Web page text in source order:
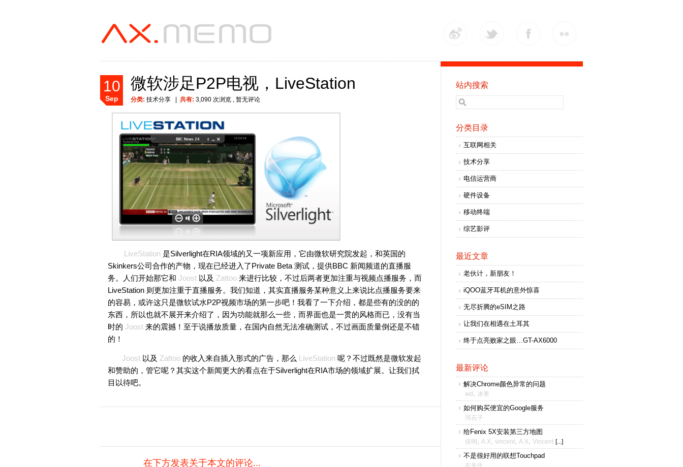
10
Sep
微软涉足P2P电视，LiveStation
分类: 技术分享 共有: 3,090 次浏览 , 暂无评论
LiveStation 是Silverlight在RIA领域的又一项新应用，它由微软研究院发起，和英国的
Skinkers公司合作的产物，现在已经进入了Private Beta 测试，提供BBC 新闻频道的直播服
务。人们开始那它和 Joost 以及 Zattoo 来进行比较，不过后两者更加注重与视频点播服务，而
LiveStation 则更加注重于直播服务。我们知道，其实直播服务某种意义上来说比点播服务要来
的容易，或许这只是微软试水P2P视频市场的第一步吧！我看了一下介绍，都是些有的没的的
东西，所以也就不展开来介绍了，因为功能就那么一些，而界面也是一贯的风格而已，没有当
时的 Joost 来的震撼！至于说播放质量，在国内自然无法准确测试，不过画面质量倒还是不错
的！
Joost 以及 Zattoo 的收入来自插入形式的广告，那么 LiveStation 呢？不过既然是微软发起
和赞助的，管它呢？其实这个新闻更大的看点在于Silverlight在RIA市场的领域扩展。让我们拭
目以待吧。
在下方发表关于本文的评论...
站内搜索
分类目录
互联网相关
技术分享
电信运营商
硬件设备
移动终端
综艺影评
最近文章
老伙计，新朋友！
iQOO蓝牙耳机的意外惊喜
无尽折腾的eSIM之路
让我们在相遇在土耳其
终于点亮败家之眼…GT-AX6000
最新评论
解决Chrome颜色异常的问题
wd , 冰寒
如何购买便宜的Google服务
河石子
给Fenix 5X安装第三方地图
佳明 , A.X, vincent, A.X, Vincent [...]
不是很好用的联想Touchpad
右先生